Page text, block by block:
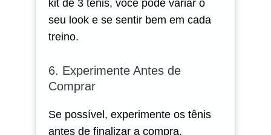
kit de 3 tênis, você pode variar o
seu look e se sentir bem em cada
treino.
6. Experimente Antes de
Comprar
Se possível, experimente os tênis
antes de finalizar a compra.